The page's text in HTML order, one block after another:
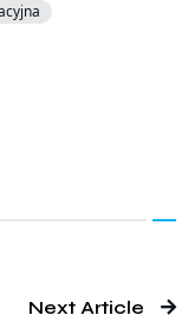
Next Article